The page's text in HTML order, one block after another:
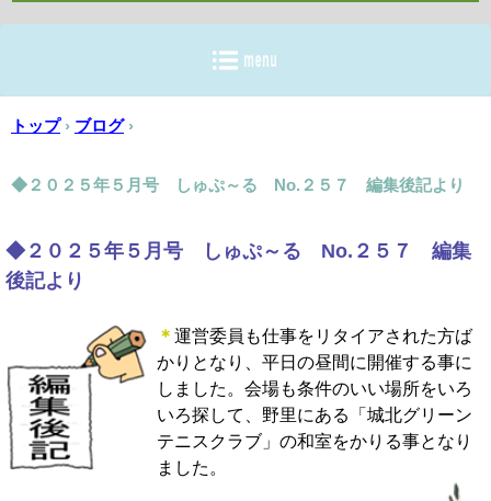
トップ › ブログ ›
◆２０２５年５月号 しゅぷ～る No.２５７ 編集後記より
◆２０２５年５月号 しゅぷ～る No.２５７ 編集
後記より
＊運営委員も仕事をリタイアされた方ば
かりとなり、平日の昼間に開催する事に
しました。会場も条件のいい場所をいろ
いろ探して、野里にある「城北グリーン
テニスクラブ」の和室をかりる事となり
ました。